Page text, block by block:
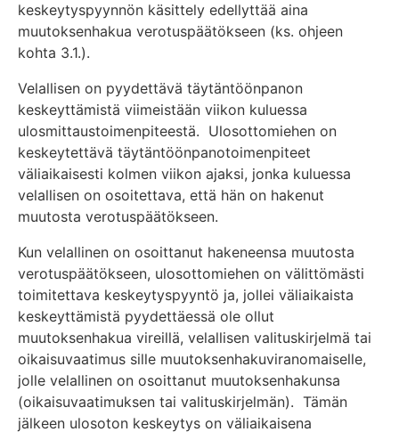
keskeytyspyynnön käsittely edellyttää aina
muutoksenhakua verotuspäätökseen (ks. ohjeen
kohta 3.1.).
Velallisen on pyydettävä täytäntöönpanon
keskeyttämistä viimeistään viikon kuluessa
ulosmittaustoimenpiteestä. Ulosottomiehen on
keskeytettävä täytäntöönpanotoimenpiteet
väliaikaisesti kolmen viikon ajaksi, jonka kuluessa
velallisen on osoitettava, että hän on hakenut
muutosta verotuspäätökseen.
Kun velallinen on osoittanut hakeneensa muutosta
verotuspäätökseen, ulosottomiehen on välittömästi
toimitettava keskeytyspyyntö ja, jollei väliaikaista
keskeyttämistä pyydettäessä ole ollut
muutoksenhakua vireillä, velallisen valituskirjelmä tai
oikaisuvaatimus sille muutoksenhakuviranomaiselle,
jolle velallinen on osoittanut muutoksenhakunsa
(oikaisuvaatimuksen tai valituskirjelmän). Tämän
jälkeen ulosoton keskeytys on väliaikaisena